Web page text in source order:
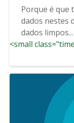
Porque é que
dados nestes
dados limpos...
<small